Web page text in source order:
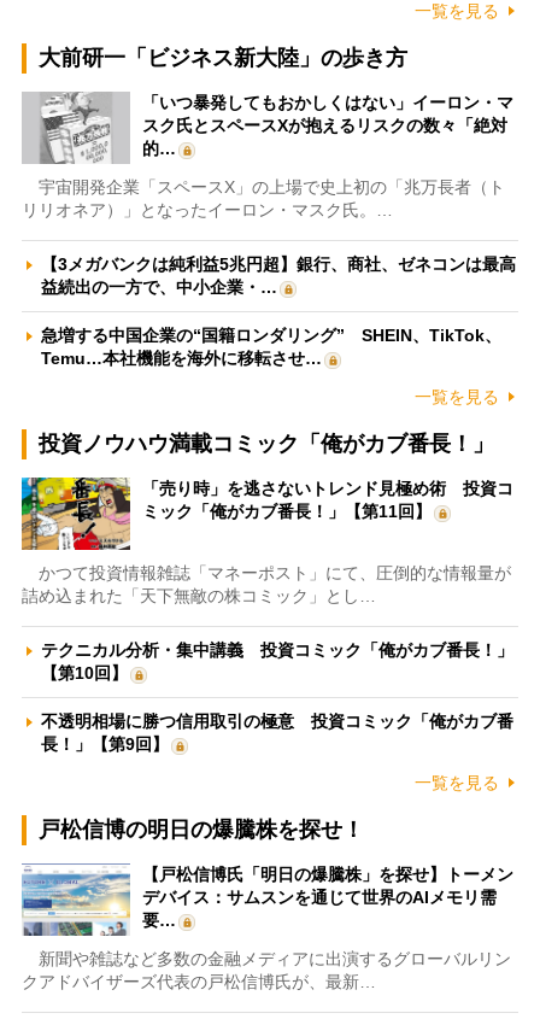
一覧を見る
大前研一「ビジネス新大陸」の歩き方
「いつ暴発してもおかしくはない」イーロン・マ
スク氏とスペースXが抱えるリスクの数々「絶対
的…
宇宙開発企業「スペースX」の上場で史上初の「兆万長者（ト
リリオネア）」となったイーロン・マスク氏。…
【3メガバンクは純利益5兆円超】銀行、商社、ゼネコンは最高
益続出の一方で、中小企業・…
急増する中国企業の“国籍ロンダリング” SHEIN、TikTok、
Temu…本社機能を海外に移転させ…
一覧を見る
投資ノウハウ満載コミック「俺がカブ番長！」
「売り時」を逃さないトレンド見極め術 投資コ
ミック「俺がカブ番長！」【第11回】
かつて投資情報雑誌「マネーポスト」にて、圧倒的な情報量が
詰め込まれた「天下無敵の株コミック」とし…
テクニカル分析・集中講義 投資コミック「俺がカブ番長！」
【第10回】
不透明相場に勝つ信用取引の極意 投資コミック「俺がカブ番
長！」【第9回】
一覧を見る
戸松信博の明日の爆騰株を探せ！
【戸松信博氏「明日の爆騰株」を探せ】トーメン
デバイス：サムスンを通じて世界のAIメモリ需
要…
新聞や雑誌など多数の金融メディアに出演するグローバルリン
クアドバイザーズ代表の戸松信博氏が、最新…